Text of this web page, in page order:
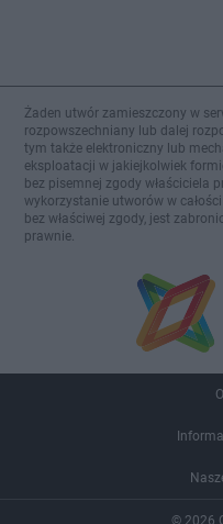
Żaden utwór zamieszczony w
rozpowszechniany lub dalej
tym także elektroniczny lub
eksploatacji w jakiejkolwiek
bez pisemnej zgody właściciela
wykorzystanie utworów w
bez właściwej zgody, jest
prawnie.
© 2026